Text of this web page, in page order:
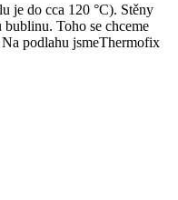
je do cca 120 °C). Stěny
Toho se chceme
podlahu jsmeThermofix